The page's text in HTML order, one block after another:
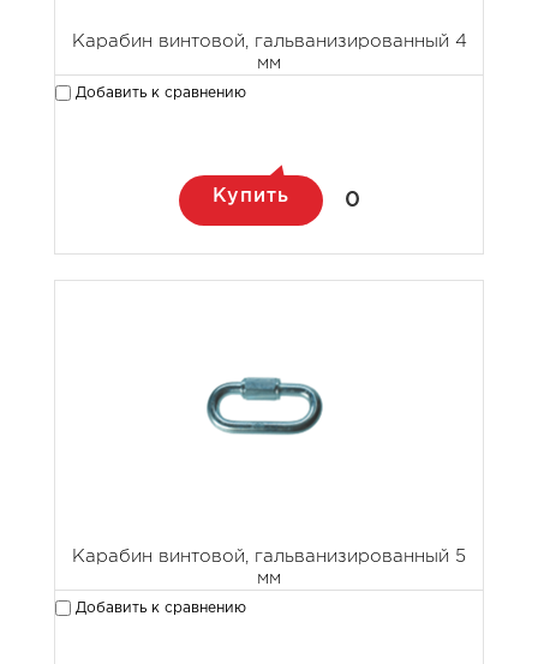
Карабин винтовой, гальванизированный 4
мм
Добавить к сравнению
Купить 0
Карабин винтовой, гальванизированный 5
мм
Добавить к сравнению